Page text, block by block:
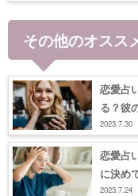
その他のオスス
恋愛占
る？彼
2023.7.30
恋愛占
に決め
2023.7.24